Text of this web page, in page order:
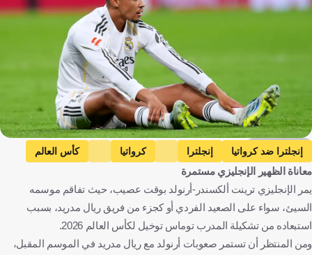
Getty Images
إنجلترا ضد كرواتيا إنجلترا كرواتيا
كأس العالم
توماس توخيل
ترينت ألكسندر أرنولد
كرواتيا
الولايات المتحدة ألمانيا كرة قدم
معاناة الظهير الإنجليزي مستمرة
يمر الإنجليزي ترينت ألكسندر-أرنولد بوقت عصيب، حيث تفاقم موسمه
السيئ، سواء على الصعيد الفردي أو كجزء من فريق ريال مدريد، بسبب
استبعاده من تشكيلة المدرب توماس توخيل لكأس العالم 2026.
ومن المنتظر أن تستمر صعوبات أرنولد مع ريال مدريد في الموسم المقبل،